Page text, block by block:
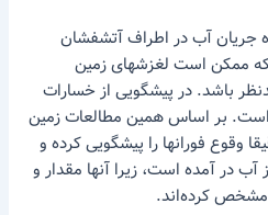
جریان آب در اطراف آتشفشان
ممکن است لغزشهای زمین
باشد. در پیشگویی از خسارات
است. بر اساس همین مطالعات زمین
وقوع فورانها را پیشگویی کرده و
در آمده است، زیرا آنها مقدار و
مشخص کرده‌اند.